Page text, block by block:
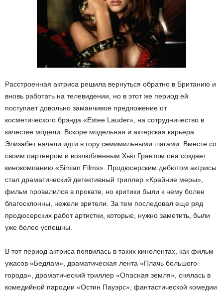
Расстроенная актриса решила вернуться обратно в Британию и
вновь работать на телевидении, но в этот же период ей
поступает довольно заманчивое предложение от
косметического брэнда «Estee Lauder», на сотрудничество в
качестве модели. Вскоре модельная и актерская карьера
Элизабет начали идти в гору семимильными шагами. Вместе со
своим партнером и возлюбленным Хью Грантом она создает
кинокомпанию «Simian Films». Продюсерским дебютом актрисы
стал драматический детективный триллер «Крайние меры»,
фильм провалился в прокате, но критики были к нему более
благосклонны, нежели зрители. За тем последовал еще ряд
продюсерских работ артистки, которые, нужно заметить, были
уже более успешны.
В тот период актриса появилась в таких кинолентах, как фильм
ужасов «Бедлам», драматическая лента «Плачь большого
города», драматический триллер «Опасная земля», снялась в
комедийной пародии «Остин Пауэрс», фантастической комедии